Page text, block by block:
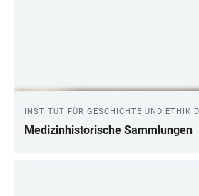
INSTITUT FÜR GESCHICHTE UND ETHIK
Medizinhistorische Sammlungen